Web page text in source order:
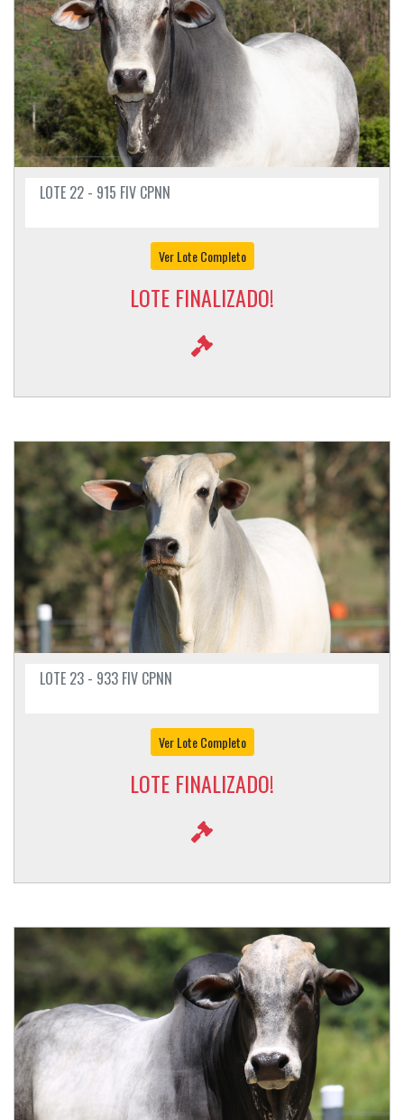
LOTE 22 - 915 FIV CPNN
Ver Lote Completo
LOTE FINALIZADO!
LOTE 23 - 933 FIV CPNN
Ver Lote Completo
LOTE FINALIZADO!